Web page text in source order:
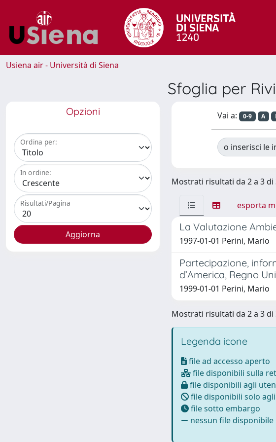
Usiena air - Università di Siena
Sfoglia per
Opzioni
Ordina per:
In ordine:
Risultati/Pagina
Vai a: 0-9 A
o inserisci le
Mostrati risultati da 2 a 3 di
esporta
La Valutazione
1997-01-01 Perini, Mario
Partecipazione,
d’America, Regno
1999-01-01 Perini, Mario
Mostrati risultati da 2 a 3 di
Legenda icone
file ad accesso aperto
file disponibili sulla
file disponibili agli
file disponibili solo
file sotto embargo
nessun file disponibile